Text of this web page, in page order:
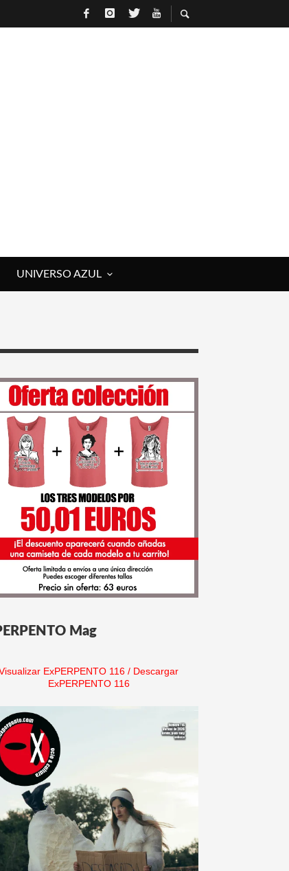
UNIVERSO AZUL
Mag
ExPERPENTO 116 / Descargar
ExPERPENTO 116